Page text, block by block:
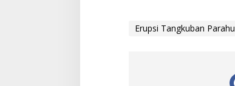
Erupsi Tangkuban Parahu